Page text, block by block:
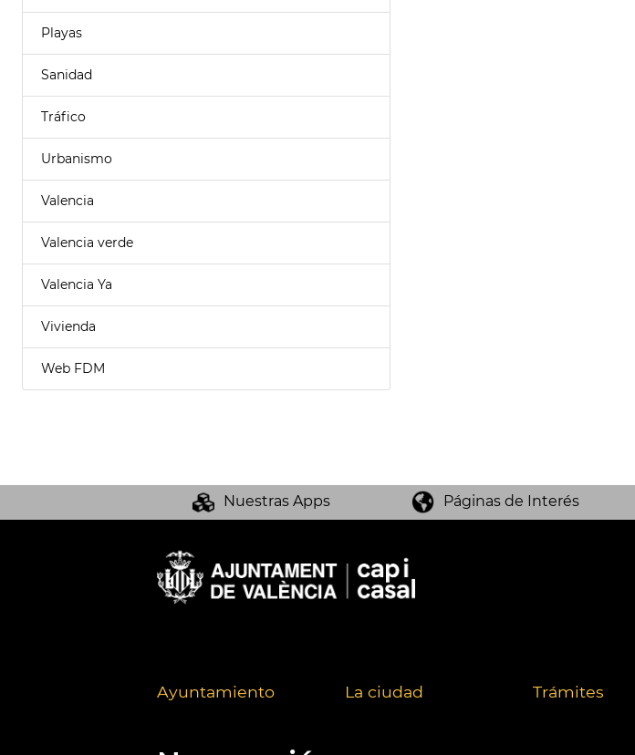
Playas
Sanidad
Tráfico
Urbanismo
Valencia
Valencia verde
Valencia Ya
Vivienda
Web FDM
Nuestras Apps Páginas de Interés
Ayuntamiento La ciudad Trámites